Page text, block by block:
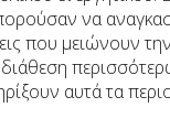
να
που μειώνουν
αυτά τα